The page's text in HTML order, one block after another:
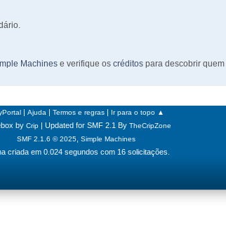
Machines e verifique oscréditos para descobrir
| Ajuda | Termos e regras| Ir para o topo ▲
by Crip| Updated for SMF 2.1 By TheCripZone
SMF 2.1.6 © 2025 ,Simple Machines
criada em 0.024 segundos com 16 solicitações.